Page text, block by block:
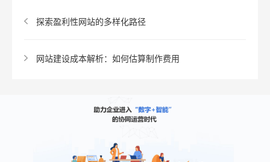
探索盈利性网站的多样化路径
网站建设成本解析：如何估算制作费用